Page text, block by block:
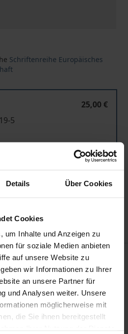
Details Über Cookies
Cookies
um Inhalte und Anzeigen zu
für soziale Medien anbieten
auf unsere Website zu
wir Informationen zu Ihrer
an unsere Partner für
und Analysen weiter. Unsere
möglicherweise mit
die Sie ihnen bereitgestellt
Schriftenreihe Europäisches
25,00 €
5